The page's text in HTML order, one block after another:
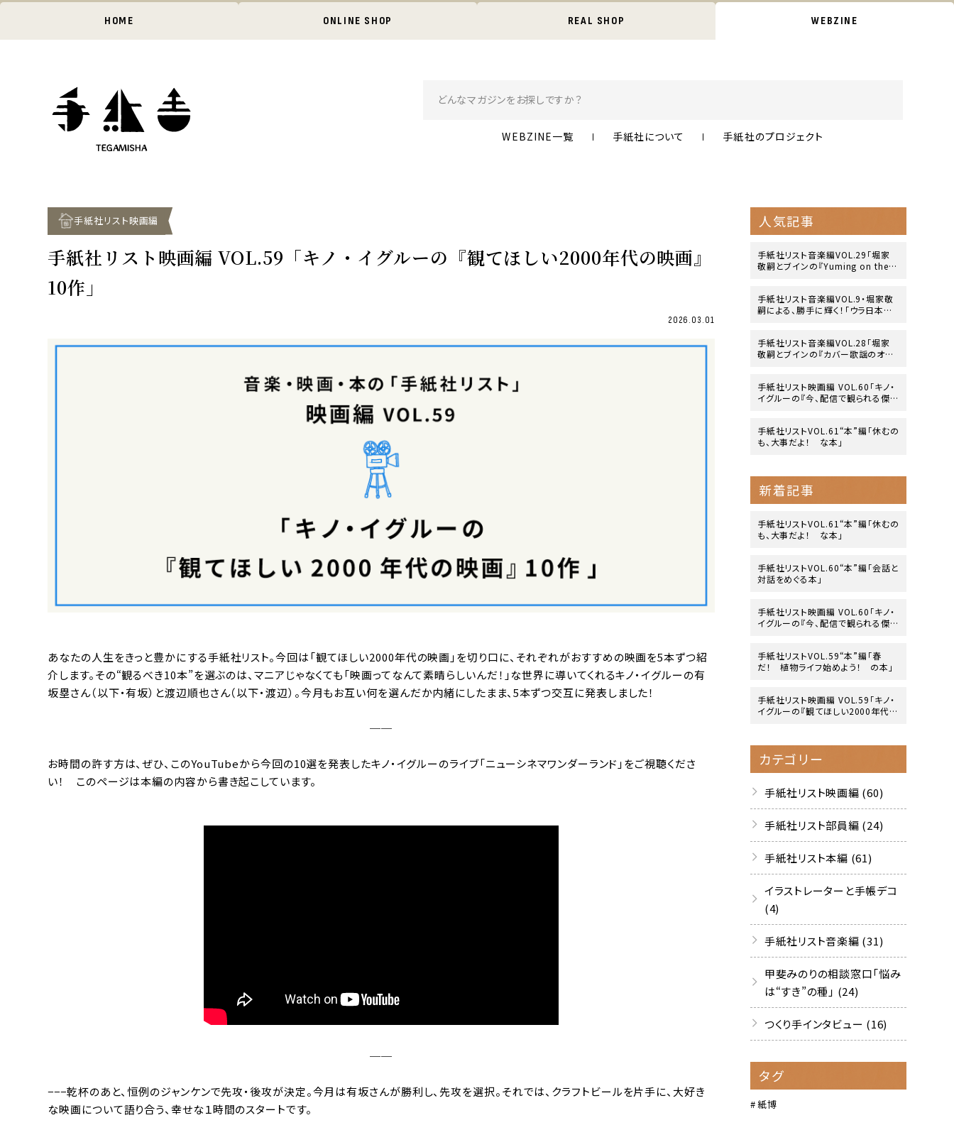
HOME ONLINE SHOP REAL SHOP WEBZINE
WEBZINE一覧 手紙社について 手紙社のプロジェクト
手紙社リスト映画編
手紙社リスト映画編 VOL.59「キノ・イグルーの『観てほしい2000年代の映画』
10作」
2026.03.01
あなたの人生をきっと豊かにする手紙社リスト。今回は「観てほしい2000年代の映画」を切り口に、それぞれがおすすめの映画を5本ずつ紹
介します。その“観るべき10本”を選ぶのは、マニアじゃなくても「映画ってなんて素晴らしいんだ！」な世界に導いてくれるキノ・イグルーの有
坂塁さん（以下・有坂）と渡辺順也さん（以下・渡辺）。今月もお互い何を選んだか内緒にしたまま、5本ずつ交互に発表しました！
──
お時間の許す方は、ぜひ、このYouTubeから今回の10選を発表したキノ・イグルーのライブ「ニューシネマワンダーランド」をご視聴くださ
い！ このページは本編の内容から書き起こしています。
──
−−−乾杯のあと、恒例のジャンケンで先攻・後攻が決定。今月は有坂さんが勝利し、先攻を選択。それでは、クラフトビールを片手に、大好き
な映画について語り合う、幸せな１時間のスタートです。
人気記事
手紙社リスト音楽編VOL.29「堀家
敬嗣とブインの『Yuming on the B
手紙社リスト音楽編VOL.9・堀家敬
嗣による、勝手に輝く！「ウラ日本レ
手紙社リスト音楽編VOL.28「堀家
敬嗣とブインの『カバー歌謡のオリ
手紙社リスト映画編 VOL.60「キノ・
イグルーの『今、配信で観られる傑
手紙社リストVOL.61“本”編「休むの
も、大事だよ！ な本」
新着記事
手紙社リストVOL.61“本”編「休むの
も、大事だよ！ な本」
手紙社リストVOL.60“本”編「会話と
対話をめぐる本」
手紙社リスト映画編 VOL.60「キノ・
イグルーの『今、配信で観られる傑
手紙社リストVOL.59“本”編「春
だ！ 植物ライフ始めよう！ の本」
手紙社リスト映画編 VOL.59「キノ・
イグルーの『観てほしい2000年代の
カテゴリー
手紙社リスト映画編 (60)
手紙社リスト部員編 (24)
手紙社リスト本編 (61)
イラストレーターと手帳デコ
(4)
手紙社リスト音楽編 (31)
甲斐みのりの相談窓口「悩み
は“すき”の種」 (24)
つくり手インタビュー (16)
タグ
紙博